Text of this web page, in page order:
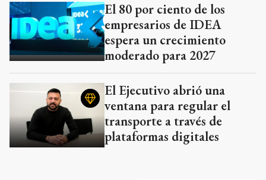
El 80 por ciento de los
empresarios de IDEA
espera un crecimiento
moderado para 2027
El Ejecutivo abrió una
ventana para regular el
transporte a través de
plataformas digitales